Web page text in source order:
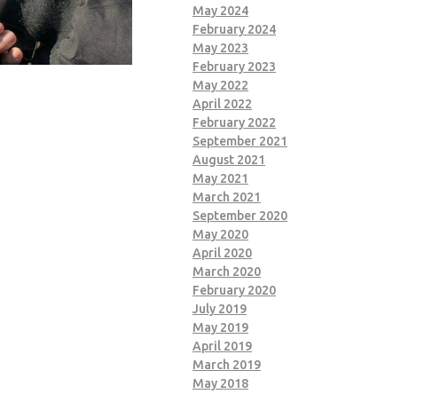
May 2024
February 2024
May 2023
February 2023
May 2022
April 2022
February 2022
September 2021
August 2021
May 2021
March 2021
September 2020
May 2020
April 2020
March 2020
February 2020
July 2019
May 2019
April 2019
March 2019
May 2018